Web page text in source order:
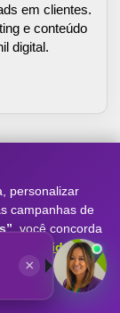
em clientes.
e conteúdo
digital.
personalizar
campanhas de
, você concorda
Privacidade.
×